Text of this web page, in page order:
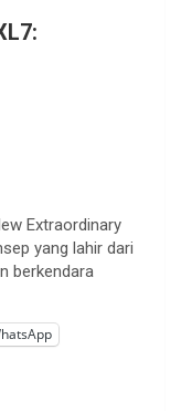
Extraordinary
yang lahir dari
berkendara